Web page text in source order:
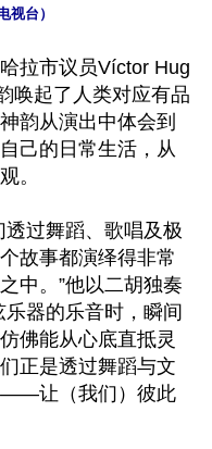
视台）
拉市议员Víctor Hug
唤起了人类对应有品
韵从演出中体会到
己的日常生活，从
。
过舞蹈、歌唱及极
故事都演绎得非常
中。”他以二胡独奏
器的乐音时，瞬间
佛能从心底直抵灵
正是透过舞蹈与文
——让（我们）彼此